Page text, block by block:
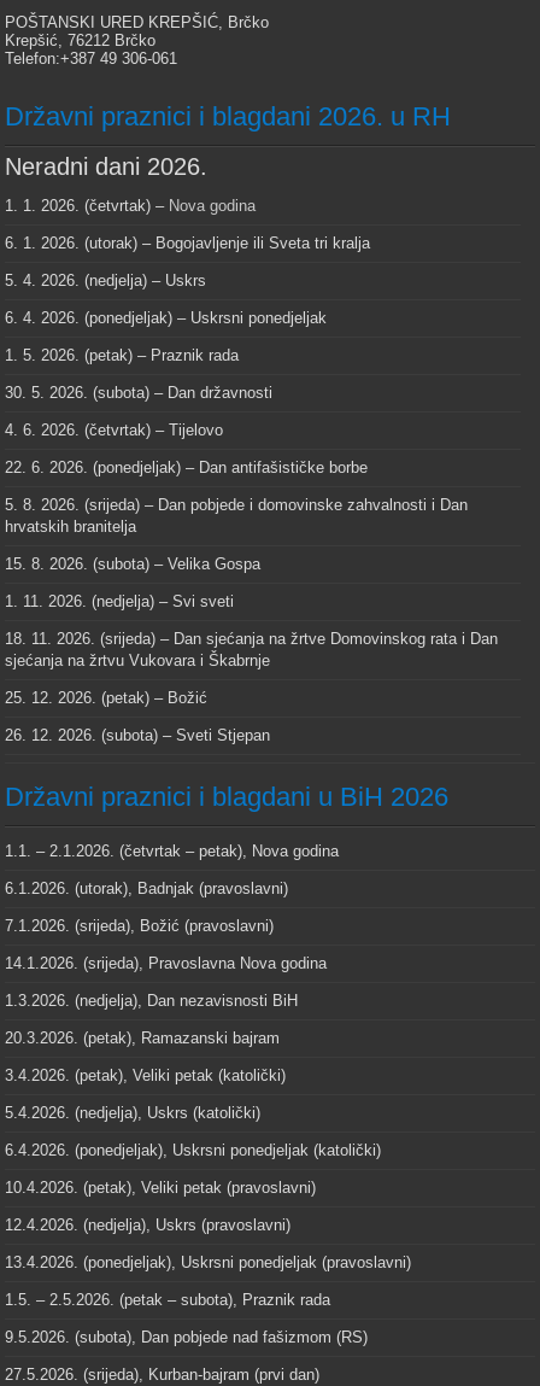
POŠTANSKI URED KREPŠIĆ, Brčko
Krepšić, 76212 Brčko
Telefon:+387 49 306-061
Državni praznici i blagdani 2026. u RH
Neradni dani 2026.
1. 1. 2026. (četvrtak) – Nova godina
6. 1. 2026. (utorak) – Bogojavljenje ili Sveta tri kralja
5. 4. 2026. (nedjelja) – Uskrs
6. 4. 2026. (ponedjeljak) – Uskrsni ponedjeljak
1. 5. 2026. (petak) – Praznik rada
30. 5. 2026. (subota) – Dan državnosti
4. 6. 2026. (četvrtak) – Tijelovo
22. 6. 2026. (ponedjeljak) – Dan antifašističke borbe
5. 8. 2026. (srijeda) – Dan pobjede i domovinske zahvalnosti i Dan
hrvatskih branitelja
15. 8. 2026. (subota) – Velika Gospa
1. 11. 2026. (nedjelja) – Svi sveti
18. 11. 2026. (srijeda) – Dan sjećanja na žrtve Domovinskog rata i Dan
sjećanja na žrtvu Vukovara i Škabrnje
25. 12. 2026. (petak) – Božić
26. 12. 2026. (subota) – Sveti Stjepan
Državni praznici i blagdani u BiH 2026
1.1. – 2.1.2026. (četvrtak – petak), Nova godina
6.1.2026. (utorak), Badnjak (pravoslavni)
7.1.2026. (srijeda), Božić (pravoslavni)
14.1.2026. (srijeda), Pravoslavna Nova godina
1.3.2026. (nedjelja), Dan nezavisnosti BiH
20.3.2026. (petak), Ramazanski bajram
3.4.2026. (petak), Veliki petak (katolički)
5.4.2026. (nedjelja), Uskrs (katolički)
6.4.2026. (ponedjeljak), Uskrsni ponedjeljak (katolički)
10.4.2026. (petak), Veliki petak (pravoslavni)
12.4.2026. (nedjelja), Uskrs (pravoslavni)
13.4.2026. (ponedjeljak), Uskrsni ponedjeljak (pravoslavni)
1.5. – 2.5.2026. (petak – subota), Praznik rada
9.5.2026. (subota), Dan pobjede nad fašizmom (RS)
27.5.2026. (srijeda), Kurban-bajram (prvi dan)